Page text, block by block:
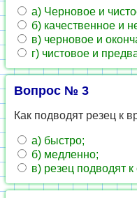
а) Черновое и
б) качественное и
в) черновое и
г) чистовое и
Вопрос № 3
Как подводят резец к
а) быстро;
б) медленно;
в) резец подводят